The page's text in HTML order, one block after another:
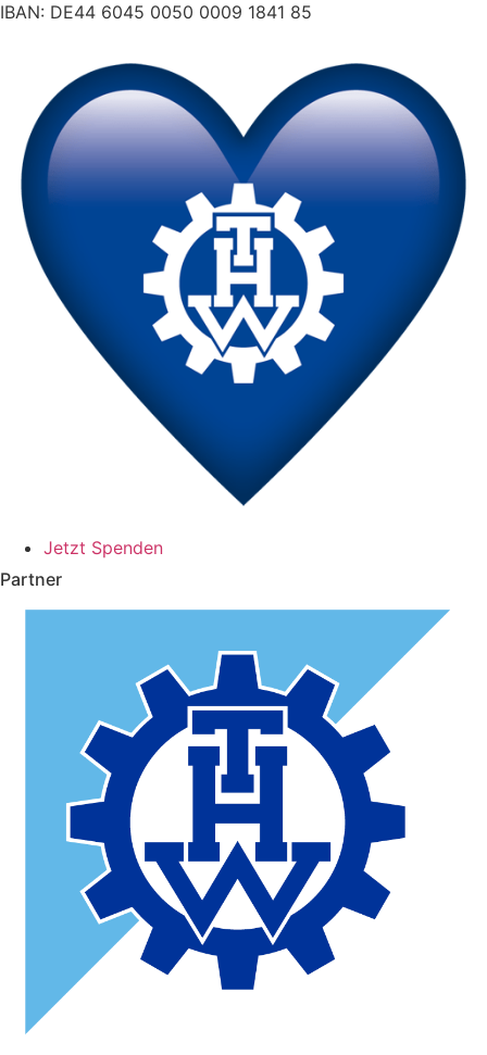
IBAN: DE44 6045 0050 0009 1841 85
Jetzt Spenden
Partner